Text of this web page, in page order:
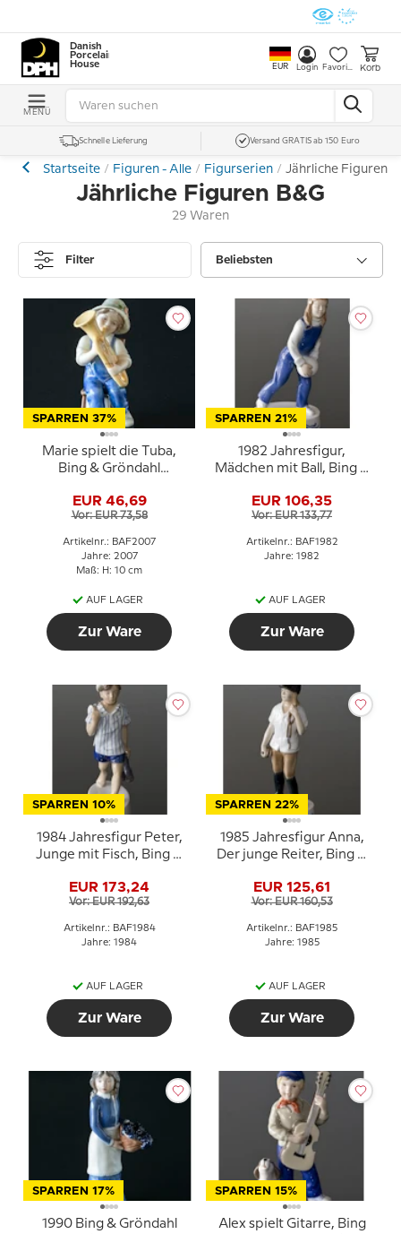
Danish
Porcelain
House
EUR Login Favoriten Korb
MENÜ
Schnelle Lieferung Versand GRATIS ab 150 Euro
Startseite Figuren - Alle Figurserien Jährliche Figuren
Jährliche Figuren B&G
29 Waren
Filter Beliebsten
SPARREN 37%
Marie spielt die Tuba,
Bing & Gröndahl
EUR 46,69
Vor: EUR 73,58
Artikelnr.: BAF2007
Jahre: 2007
Maß: H: 10 cm
AUF LAGER
Zur Ware
SPARREN 21%
1982 Jahresfigur,
Mädchen mit Ball, Bing &
EUR 106,35
Vor: EUR 133,77
Artikelnr.: BAF1982
Jahre: 1982
AUF LAGER
Zur Ware
SPARREN 10%
1984 Jahresfigur Peter,
Junge mit Fisch, Bing &
EUR 173,24
Vor: EUR 192,63
Artikelnr.: BAF1984
Jahre: 1984
AUF LAGER
Zur Ware
SPARREN 22%
1985 Jahresfigur Anna,
Der junge Reiter, Bing &
EUR 125,61
Vor: EUR 160,53
Artikelnr.: BAF1985
Jahre: 1985
AUF LAGER
Zur Ware
SPARREN 17%
1990 Bing & Gröndahl
SPARREN 15%
Alex spielt Gitarre, Bing